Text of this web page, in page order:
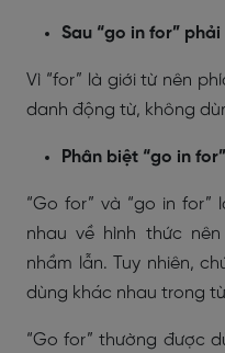
Sau “go in for”
Vì “for” là giới từ nên
danh động từ, không
Phân biệt “go in
“Go for” và “go in
nhau về hình thức
nhầm lẫn. Tuy nhiên,
dùng khác nhau trong
“Go for” thường được